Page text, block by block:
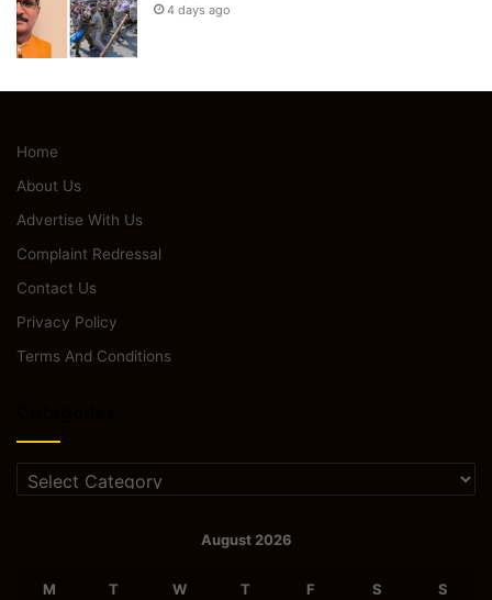
4 days ago
Home
About Us
Advertise With Us
Complaint Redressal
Contact Us
Privacy Policy
Terms And Conditions
Categories
August 2026
M T W T F S S